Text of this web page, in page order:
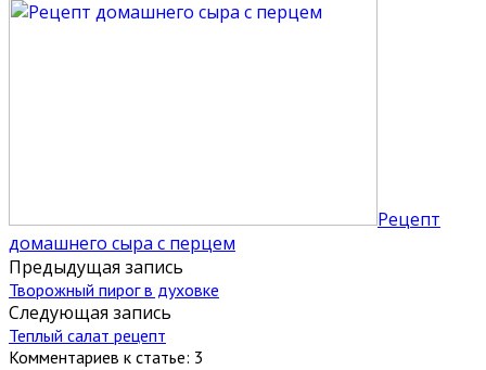
Рецепт
домашнего сыра с перцем
Предыдущая запись
Творожный пирог в духовке
Следующая запись
Теплый салат рецепт
Комментариев к статье: 3